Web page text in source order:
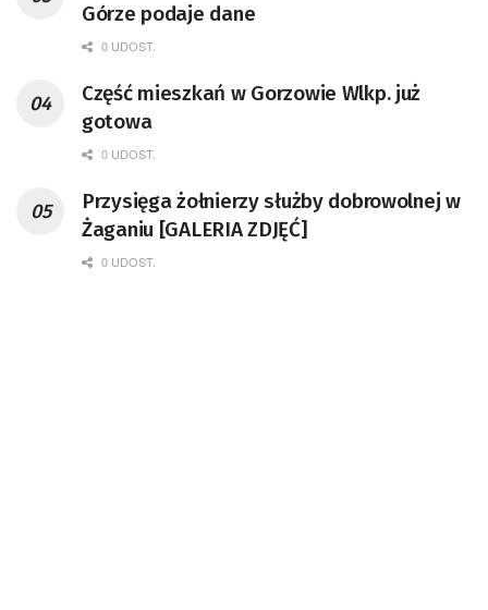
Górze podaje dane
0 UDOST.
Część mieszkań w Gorzowie Wlkp. już
gotowa
0 UDOST.
Przysięga żołnierzy służby dobrowolnej w
Żaganiu [GALERIA ZDJĘĆ]
0 UDOST.